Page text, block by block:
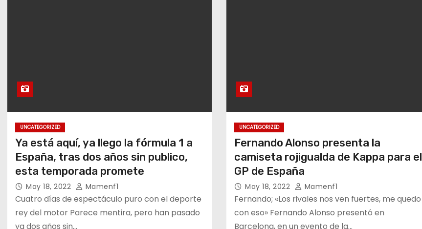
UNCATEGORIZED
Ya está aquí, ya llego la fórmula 1 a
España, tras dos años sin publico,
esta temporada promete
May 18, 2022 Mamenf1
Cuatro días de espectáculo puro con el deporte
rey del motor Parece mentira, pero han pasado
ya dos años sin…
UNCATEGORIZED
Fernando Alonso presenta la
camiseta rojigualda de Kappa para el
GP de España
May 18, 2022 Mamenf1
Fernando; «Los rivales nos ven fuertes, me quedo
con eso» Fernando Alonso presentó en
Barcelona, en un evento de la…